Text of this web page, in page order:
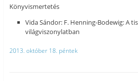
Könyvismertetés
Vida Sándor: F. Henning-Bodewig: A
világviszonylatban
2013. október 18. péntek